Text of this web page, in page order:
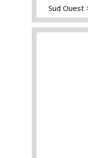
Sud Ouest